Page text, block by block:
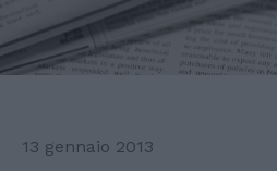
13 gennaio 2013